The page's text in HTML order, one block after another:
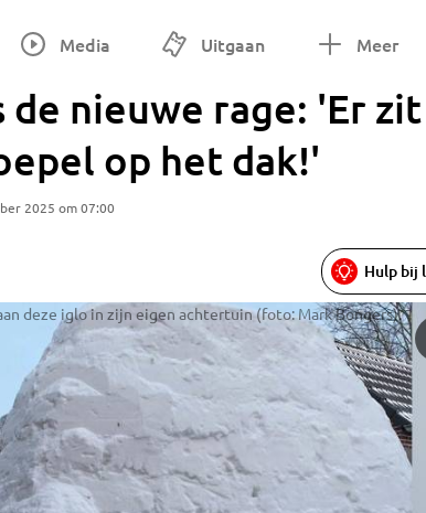
Media Uitgaan Meer
de nieuwe rage: 'Er zit
op het dak!'
2025 om 07:00
deze iglo in zijn eigen achtertuin (foto: Mark Bongers).
Hulp bij